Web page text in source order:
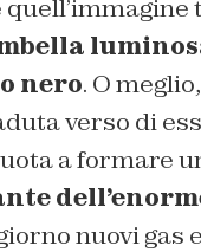
nero. O
verso di
a formare
nuovi gas